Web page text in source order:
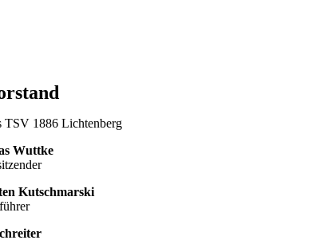
TSV 1886 Lichtenberg
Wuttke
Kutschmarski